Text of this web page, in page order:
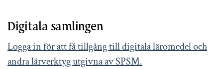
Digitala samlingen
Logga in för att få tillgång till digitala läromedel och
andra lärverktyg utgivna av SPSM.